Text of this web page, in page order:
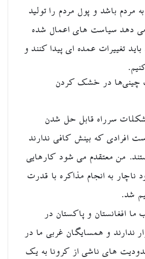
مردم باشد و پول مردم را تولید
می دهد سیاست های اعمال شده
تغییرات عمده ای پیدا کنند و
سرراه قابل حل شدن
افرادی که بینش کافی ندارند
من معتقدم می شود کارهایی
ناچار به انجام مذاکره با قدرت
شد.
ما افغانستان و پاکستان در
ندارند و همسایگان غربی ما در
های ناشی از کرونا به یک